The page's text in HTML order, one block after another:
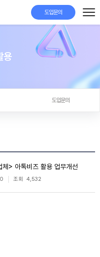
도입문의
용
도입문의
> 아톡비즈 활용 업무개선
조회 4,532